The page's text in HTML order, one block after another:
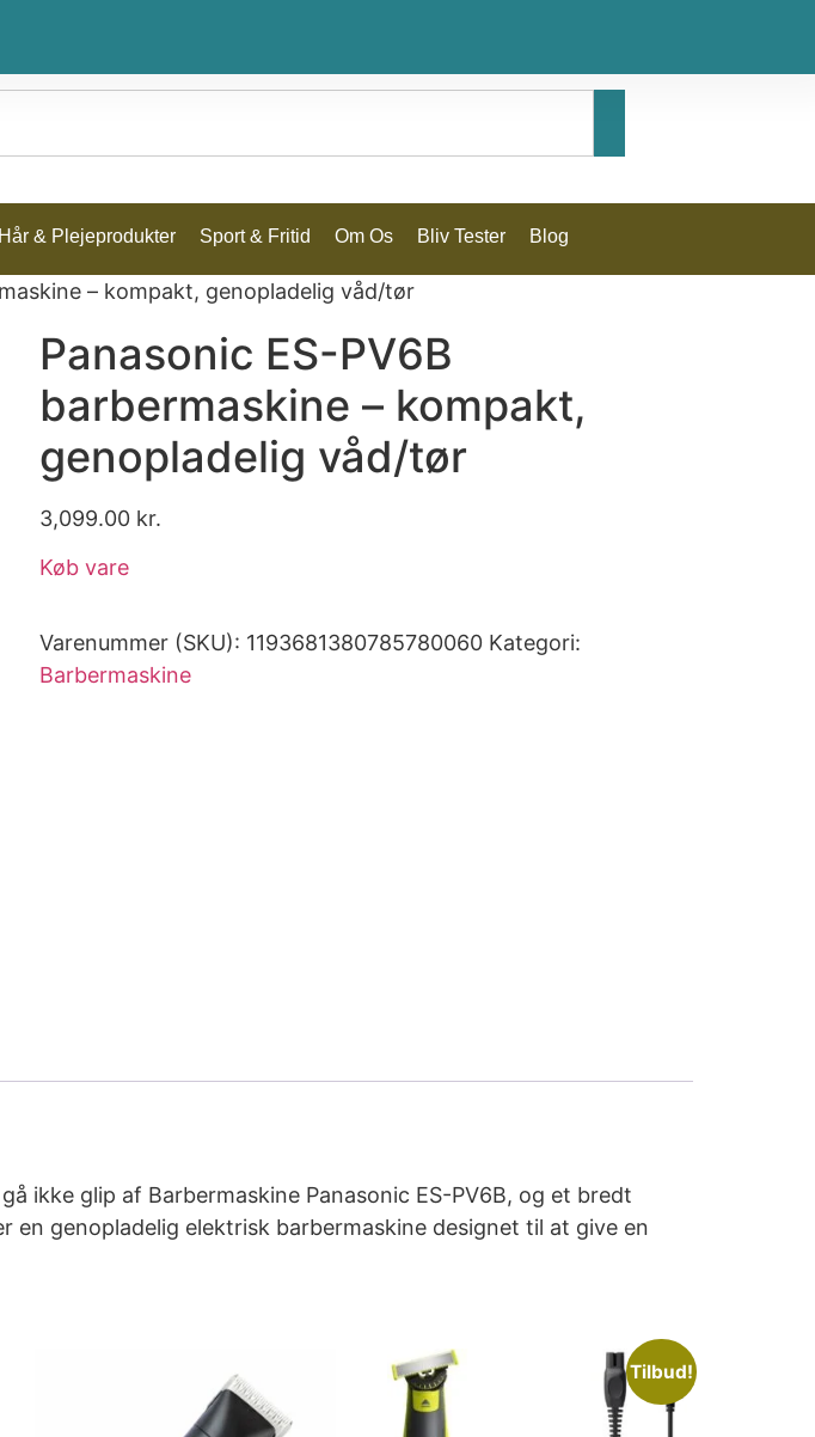
Hår & Plejeprodukter Sport & Fritid Om Os Bliv Tester Blog
– kompakt, genopladelig våd/tør
Panasonic ES-PV6B
barbermaskine – kompakt,
genopladelig våd/tør
3,099.00 kr.
Køb vare
Varenummer (SKU): 1193681380785780060 Kategori:
Barbermaskine
ikke glip af Barbermaskine Panasonic ES-PV6B, og et bredt
en genopladelig elektrisk barbermaskine designet til at give en
Tilbud!